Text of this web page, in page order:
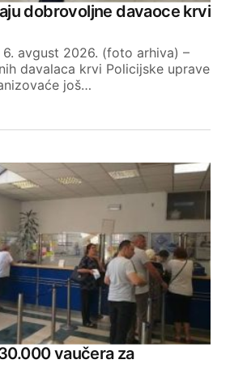
dobrovoljne davaoce krvi
6. avgust 2026. (foto arhiva) –
davalaca krvi Policijske uprave
još…
vaučera za